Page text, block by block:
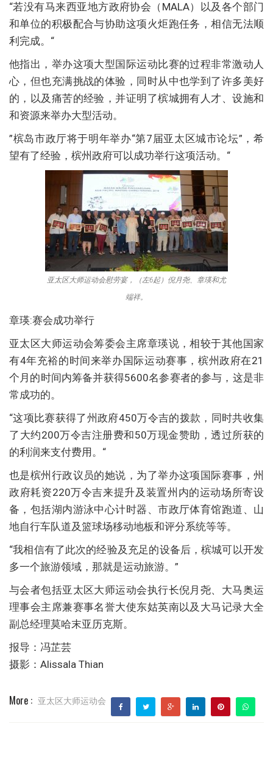
“若没有马来西亚地方政府协会（MALA）以及各个部门
和单位的积极配合与协助这项火炬跑任务，相信无法顺
利完成。“
他指出，举办这项大型国际运动比赛的过程非常激动人
心，但也充满挑战的体验，同时从中也学到了许多美好
的，以及痛苦的经验，并证明了槟城拥有人才、设施和
和资源来举办大型活动。
”槟岛市政厅将于明年举办“第7届亚太区城市论坛”，希
望有了经验，槟州政府可以成功举行这项活动。“
亚太区大师运动会慰劳宴，（左6起）倪月尧、章瑛和尤
端祥。
章瑛:赛会成功举行
亚太区大师运动会筹委会主席章瑛说，相较于其他国家
有4年充裕的时间来举办国际运动赛事，槟州政府在21
个月的时间内筹备并获得5600名参赛者的参与，这是非
常成功的。
“这项比赛获得了州政府450万令吉的拨款，同时共收集
了大约200万令吉注册费和50万现金赞助，透过所获的
的利润来支付费用。“
也是槟州行政议员的她说，为了举办这项国际赛事，州
政府耗资220万令吉来提升及装置州内的运动场所寄设
备，包括湖内游泳中心计时器、市政厅体育馆跑道、山
地自行车队道及篮球场移动地板和评分系统等等。
“我相信有了此次的经验及充足的设备后，槟城可以开发
多一个旅游领域，那就是运动旅游。”
与会者包括亚太区大师运动会执行长倪月尧、大马奥运
理事会主席兼赛事名誉大使东姑英南以及大马记录大全
副总经理莫哈末亚历克斯。
报导：冯芷芸
摄影：Alissala Thian
More : 亚太区大师运动会